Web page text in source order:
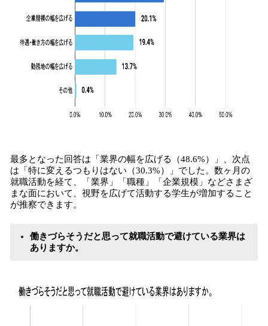
最多となった回答は「業界の幅を広げる（48.6%）」、次点
は「特に変えるつもりはない（30.3%）」でした。数ヶ月の
就職活動を経て、「業界」「職種」「企業規模」などさまざ
まな面において、視野を広げて活動する学生が増加すること
が推察できます。
働きづらそうだと思って就職活動で避けている業界は
ありますか。